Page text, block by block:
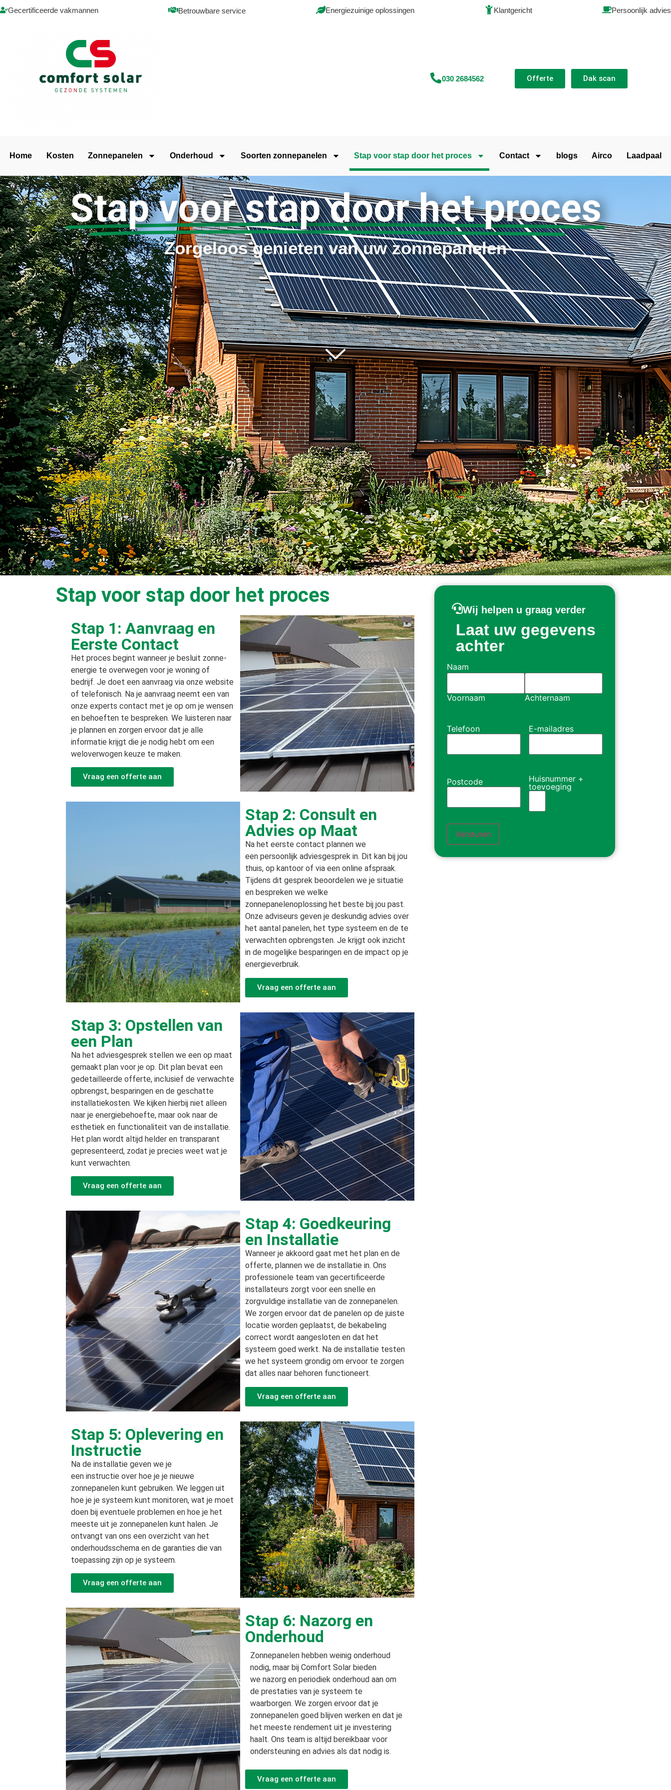
Gecertificeerde vakmannen Betrouwbare service Energiezuinige oplossingen Klantgericht Persoonlijk advies
030 2684562 Offerte Dak scan
Home Kosten Zonnepanelen Onderhoud Soorten zonnepanelen Stap voor stap door het proces Contact blogs Airco Laadpaal
Stap voor stap door het proces
Zorgeloos genieten van uw zonnepanelen
Stap voor stap door het proces
Stap 1: Aanvraag en
Eerste Contact
Het proces begint wanneer je besluit zonne-
energie te overwegen voor je woning of
bedrijf. Je doet een aanvraag via onze website
of telefonisch. Na je aanvraag neemt een van
onze experts contact met je op om je wensen
en behoeften te bespreken. We luisteren naar
je plannen en zorgen ervoor dat je alle
informatie krijgt die je nodig hebt om een
weloverwogen keuze te maken.
Vraag een offerte aan
Stap 2: Consult en
Advies op Maat
Na het eerste contact plannen we
een persoonlijk adviesgesprek in. Dit kan bij jou
thuis, op kantoor of via een online afspraak.
Tijdens dit gesprek beoordelen we je situatie
en bespreken we welke
zonnepanelenoplossing het beste bij jou past.
Onze adviseurs geven je deskundig advies over
het aantal panelen, het type systeem en de te
verwachten opbrengsten. Je krijgt ook inzicht
in de mogelijke besparingen en de impact op je
energieverbruik.
Vraag een offerte aan
Stap 3: Opstellen van
een Plan
Na het adviesgesprek stellen we een op maat
gemaakt plan voor je op. Dit plan bevat een
gedetailleerde offerte, inclusief de verwachte
opbrengst, besparingen en de geschatte
installatiekosten. We kijken hierbij niet alleen
naar je energiebehoefte, maar ook naar de
esthetiek en functionaliteit van de installatie.
Het plan wordt altijd helder en transparant
gepresenteerd, zodat je precies weet wat je
kunt verwachten.
Vraag een offerte aan
Stap 4: Goedkeuring
en Installatie
Wanneer je akkoord gaat met het plan en de
offerte, plannen we de installatie in. Ons
professionele team van gecertificeerde
installateurs zorgt voor een snelle en
zorgvuldige installatie van de zonnepanelen.
We zorgen ervoor dat de panelen op de juiste
locatie worden geplaatst, de bekabeling
correct wordt aangesloten en dat het
systeem goed werkt. Na de installatie testen
we het systeem grondig om ervoor te zorgen
dat alles naar behoren functioneert.
Vraag een offerte aan
Stap 5: Oplevering en
Instructie
Na de installatie geven we je
een instructie over hoe je je nieuwe
zonnepanelen kunt gebruiken. We leggen uit
hoe je je systeem kunt monitoren, wat je moet
doen bij eventuele problemen en hoe je het
meeste uit je zonnepanelen kunt halen. Je
ontvangt van ons een overzicht van het
onderhoudsschema en de garanties die van
toepassing zijn op je systeem.
Vraag een offerte aan
Stap 6: Nazorg en
Onderhoud
Zonnepanelen hebben weinig onderhoud
nodig, maar bij Comfort Solar bieden
we nazorg en periodiek onderhoud aan om
de prestaties van je systeem te
waarborgen. We zorgen ervoor dat je
zonnepanelen goed blijven werken en dat je
het meeste rendement uit je investering
haalt. Ons team is altijd bereikbaar voor
ondersteuning en advies als dat nodig is.
Vraag een offerte aan
Wij helpen u graag verder
Laat uw gegevens
achter
Naam
Voornaam Achternaam
Telefoon E-mailadres
Postcode
Huisnummer +
toevoeging
Versturen